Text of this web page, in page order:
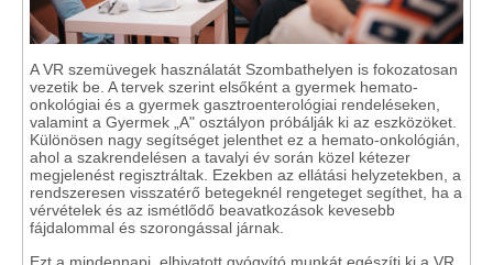
A VR szemüvegek használatát Szombathelyen is fokozatosan
vezetik be. A tervek szerint elsőként a gyermek hemato-
onkológiai és a gyermek gasztroenterológiai rendeléseken,
valamint a Gyermek „A" osztályon próbálják ki az eszközöket.
Különösen nagy segítséget jelenthet ez a hemato-onkológián,
ahol a szakrendelésen a tavalyi év során közel kétezer
megjelenést regisztráltak. Ezekben az ellátási helyzetekben, a
rendszeresen visszatérő betegeknél rengeteget segíthet, ha a
vérvételek és az ismétlődő beavatkozások kevesebb
fájdalommal és szorongással járnak.